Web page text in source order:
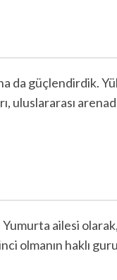
da güçlendirdik.
uluslararası
ailesi olarak,
olmanın haklı